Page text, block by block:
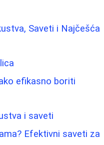
Saveti i Najčešća
efikasno boriti
i saveti
Efektivni saveti za